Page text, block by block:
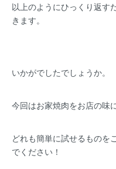
以上のようにひっくり返す
きます。
いかがでしたでしょうか。
今回はお家焼肉をお店の味
どれも簡単に試せるものを
でください！